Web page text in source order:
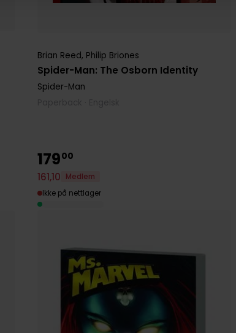
Spider-Man: The Osborn Identity
Brian Reed, Philip Briones
Spider-Man
17900
161,10
Medlem
Ikke på nettlager